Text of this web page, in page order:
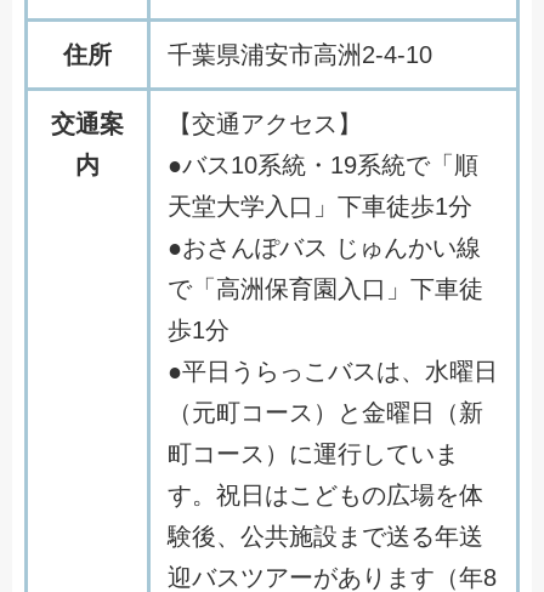
住所 千葉県浦安市高洲2-4-10
交通案
内
【交通アクセス】
●バス10系統・19系統で「順
天堂大学入口」下車徒歩1分
●おさんぽバス じゅんかい線
で「高洲保育園入口」下車徒
歩1分
●平日うらっこバスは、水曜日
（元町コース）と金曜日（新
町コース）に運行していま
す。祝日はこどもの広場を体
験後、公共施設まで送る年送
迎バスツアーがあります（年8